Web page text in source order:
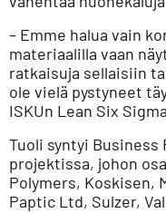
– Emme halua vain
materiaalilla vaan
ratkaisuja sellaisiin
ole vielä pystyneet
ISKUn Lean Six
Tuoli syntyi
projektissa, johon
Polymers, Koskisen,
Paptic Ltd, Sulzer,